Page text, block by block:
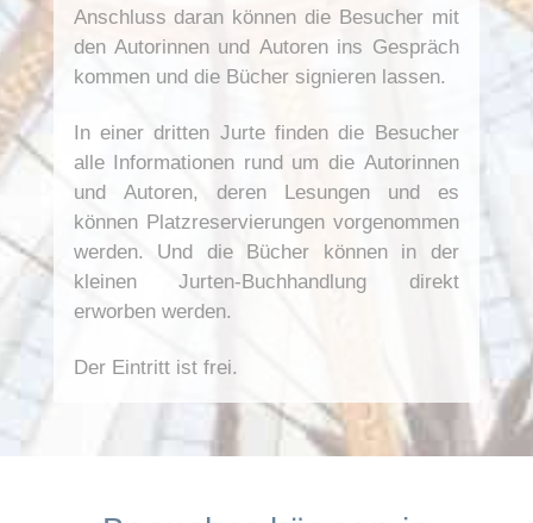
Anschluss daran können die Besucher mit
den Autorinnen und Autoren ins Gespräch
kommen und die Bücher signieren lassen.
In einer dritten Jurte finden die Besucher
alle Informationen rund um die Autorinnen
und Autoren, deren Lesungen und es
können Platzreservierungen vorgenommen
werden. Und die Bücher können in der
kleinen Jurten-Buchhandlung direkt
erworben werden.
Der Eintritt ist frei.